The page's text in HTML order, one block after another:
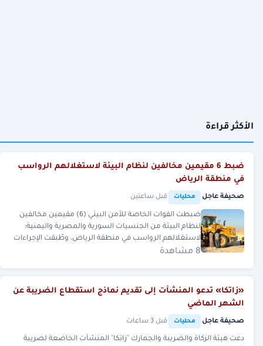
الأكثر قراءة
ضبط 6 مقيمين مخالفين لنظام البيئة لاستغلالهم الرواسب
في منطقة الرياض
صحيفة عاجل محليات قبل ساعتين
ضبطت القوات الخاصة للأمن البيئي (6) مقيمين مخالفين
لنظام البيئة من الجنسيات السورية والمصرية واليمنية؛
لاستغلالهم الرواسب في منطقة الرياض، وطُبقت الإجراءات
النظ
8 مشاهدة
«زاتكا» تدعو المنشآت إلى تقديم نماذج استقطاع الضريبة عن
الشهر الماضي
صحيفة عاجل محليات قبل 3 ساعات
دعت هيئة الزكاة والضريبة والجمارك "زاتكا" المنشآت الخاضعة لضريبة